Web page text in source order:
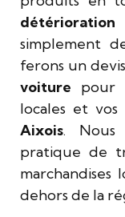
détérioration
simplement
ferons un
voiture pour
locales et vos
Aixois. Nous
pratique de
dehors de la